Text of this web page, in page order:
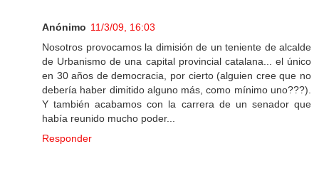
Anónimo 11/3/09, 16:03
Nosotros provocamos la dimisión de un teniente de alcalde
de Urbanismo de una capital provincial catalana... el único
en 30 años de democracia, por cierto (alguien cree que no
debería haber dimitido alguno más, como mínimo uno???).
Y también acabamos con la carrera de un senador que
había reunido mucho poder...
Responder